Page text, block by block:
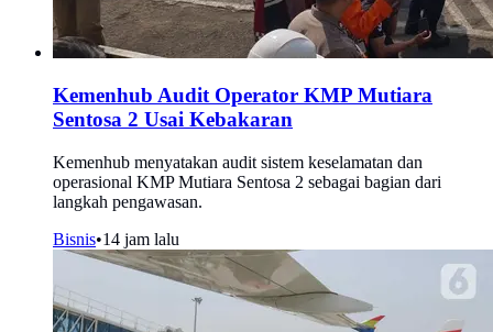
Kemenhub Audit Operator KMP Mutiara
Sentosa 2 Usai Kebakaran
Kemenhub menyatakan audit sistem keselamatan dan
operasional KMP Mutiara Sentosa 2 sebagai bagian dari
langkah pengawasan.
Bisnis•14 jam lalu